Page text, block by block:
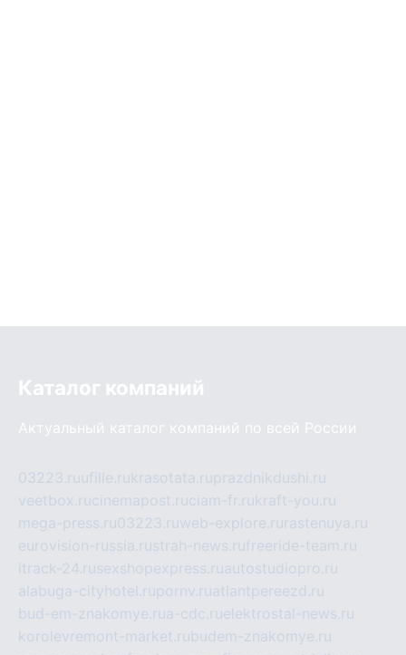
Каталог компаний
Актуальный каталог компаний по всей России
03223.ruufille.rukrasotata.ruprazdnikdushi.ru
veetbox.rucinemapost.ruciam-fr.rukraft-you.ru
mega-press.ru03223.ruweb-explore.ru rastenuya.ru
eurovision-russia.rustrah-news.rufreeride-team.ru
itrack-24.rusexshopexpress.ruautostudiopro.ru
alabuga-cityhotel.rupornv.ruatlantpereezd.ru
bud-em-znakomye.rua-cdc.ruelektrostal-news.ru
korolevremont-market.rubudem-znakomye.ru